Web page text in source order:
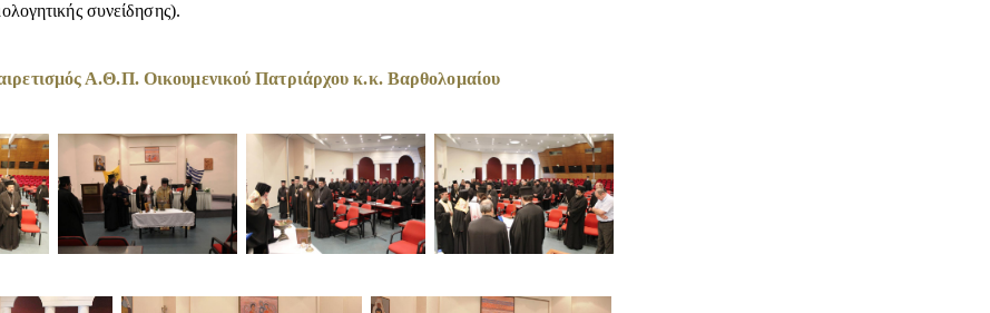
συνείδησης).
Α.Θ.Π. Οικουμενικού Πατριάρχου κ.κ. Βαρθολομαίου